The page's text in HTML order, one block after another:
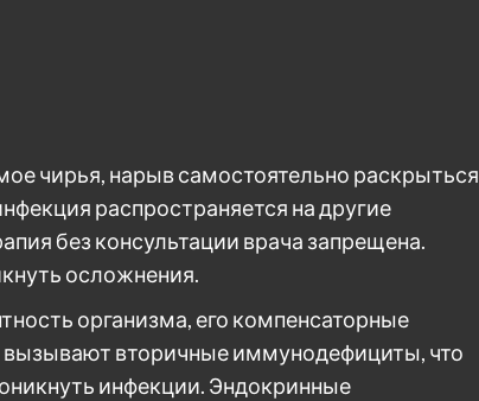
чирья, нарыв самостоятельно раскрыться
распространяется на другие
без консультации врача запрещена.
осложнения.
организма, его компенсаторные
вторичные иммунодефициты, что
инфекции. Эндокринные